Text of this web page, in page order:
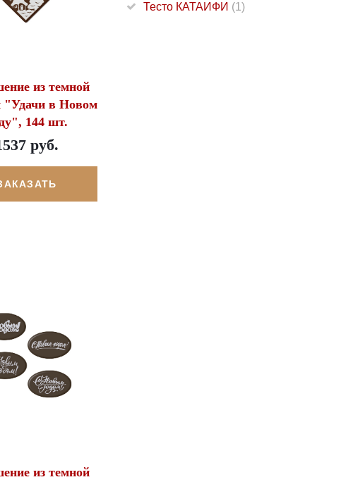
из темной
"Удачи в Новом
144 шт.
руб.
из темной
Тесто КАТАИФИ (1)